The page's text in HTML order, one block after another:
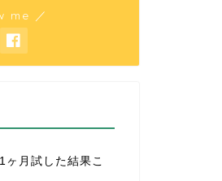
me ／
ヶ月試した結果こ